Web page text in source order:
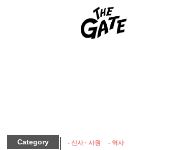
Category 신사 · 사원 역사